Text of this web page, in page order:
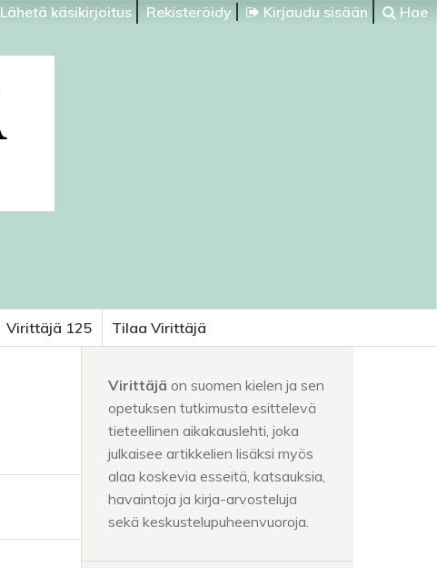
Lähetä käsikirjoitus Rekisteröidy Kirjaudu sisään Hae
Virittäjä 125 Tilaa Virittäjä
Virittäjä on suomen kielen ja sen
opetuksen tutkimusta esittelevä
tieteellinen aikakauslehti, joka
julkaisee artikkelien lisäksi myös
alaa koskevia esseitä, katsauksia,
havaintoja ja kirja-arvosteluja
sekä keskustelupuheenvuoroja.